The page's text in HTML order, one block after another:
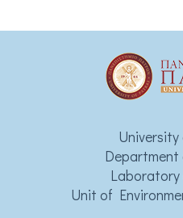
Unit of